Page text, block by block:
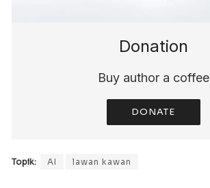
Donation
Buy author a coffee
DONATE
Topik: AI lawan kawan